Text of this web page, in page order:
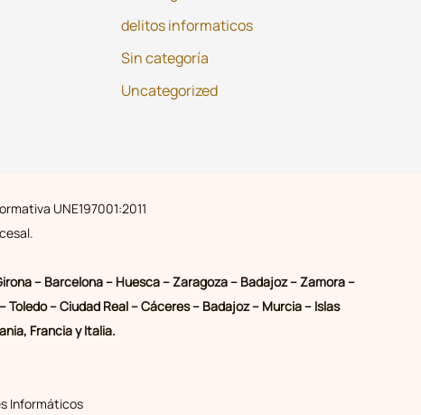
delitos informaticos
Sin categoría
Uncategorized
UNE197001:2011
– Barcelona – Huesca – Zaragoza – Badajoz – Zamora –
– Ciudad Real – Cáceres – Badajoz – Murcia – Islas
Francia y Italia.
Informáticos